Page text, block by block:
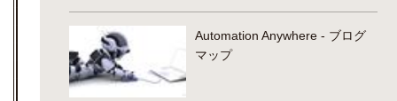
Automation Anywhere - ブログ
マップ